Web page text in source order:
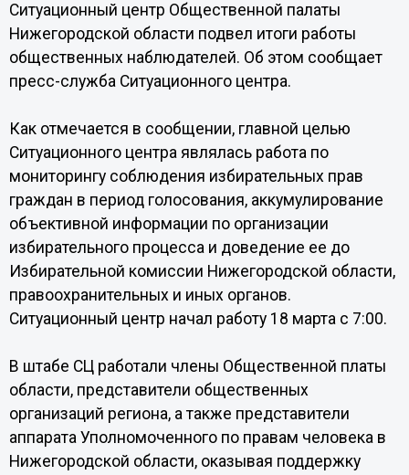
Ситуационный центр Общественной палаты
Нижегородской области подвел итоги работы
общественных наблюдателей. Об этом сообщает
пресс-служба Ситуационного центра.
Как отмечается в сообщении, главной целью
Ситуационного центра являлась работа по
мониторингу соблюдения избирательных прав
граждан в период голосования, аккумулирование
объективной информации по организации
избирательного процесса и доведение ее до
Избирательной комиссии Нижегородской области,
правоохранительных и иных органов.
Ситуационный центр начал работу 18 марта с 7:00.
В штабе СЦ работали члены Общественной платы
области, представители общественных
организаций региона, а также представители
аппарата Уполномоченного по правам человека в
Нижегородской области, оказывая поддержку